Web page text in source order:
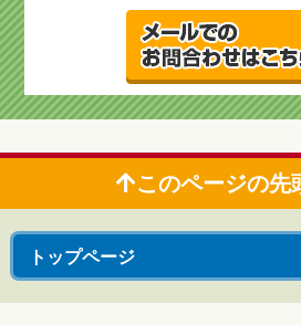
このページの先